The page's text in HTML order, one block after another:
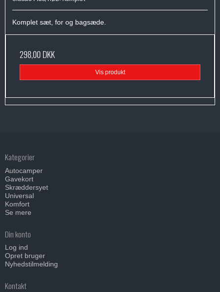
Komplet sæt, for og bagsæde.
298,00 DKK
Vis produkt
Kategorier
Autocamper
Gavekort
Skræddersyet
Universal
Komfort
Se mere
Din konto
Log ind
Opret bruger
Nyhedstilmelding
Kontakt